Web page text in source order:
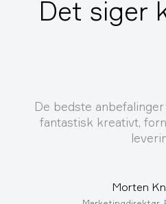
Det siger
De bedste
fantastisk kreativt,
Morten